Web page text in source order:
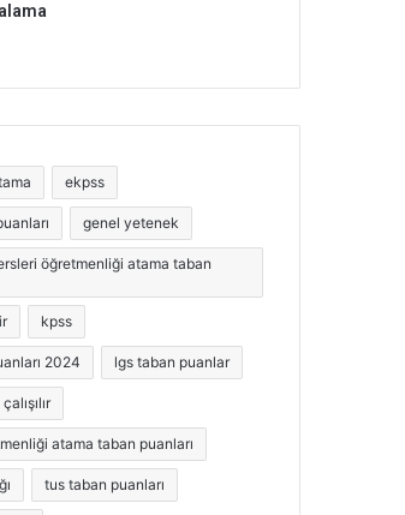
ekpss
genel yetenek
öğretmenliği atama taban
kpss
2024 lgs taban puanlar
atama taban puanları
tus taban puanları